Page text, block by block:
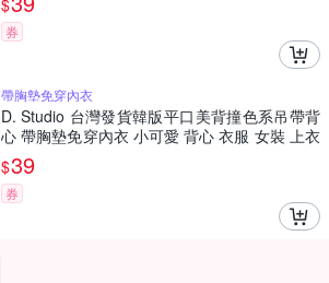
$
券
帶胸墊免穿內衣
D. Studio 台灣發貨韓版平口美背撞色系吊帶背
心 帶胸墊免穿內衣 小可愛 背心 衣服 女裝 上衣
V146
$39
券